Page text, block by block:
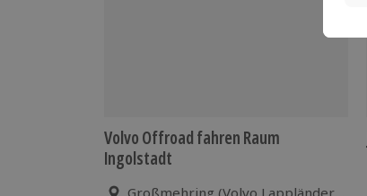
Volvo Offroad fahren Raum
Ingolstadt
Großmehring (Volvo Lappländer 6x6)